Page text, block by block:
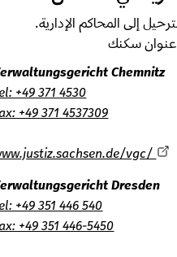
إلى المحاكم الإدارية.
سكنك
Verwaltungsgericht Chemnitz
Tel: +49 371 4530
Fax: +49 371 4537309
www.justiz.sachsen.de/vgc/
Verwaltungsgericht Dresden
Tel: +49 351 446 540
Fax: +49 351 446-5450